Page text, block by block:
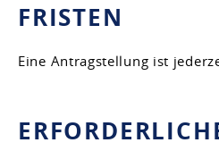
FRISTEN
Eine Antragstellung ist